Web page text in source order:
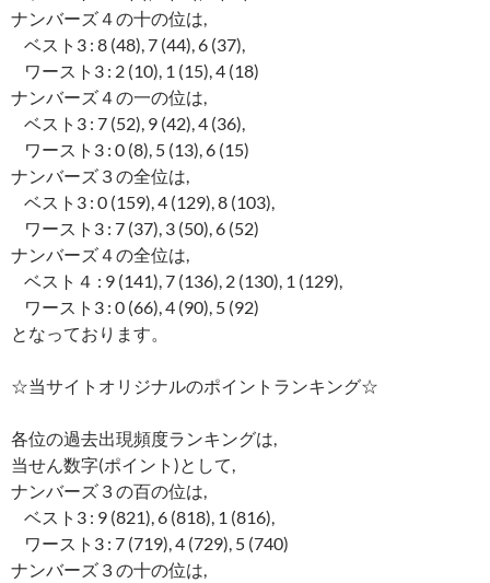
ナンバーズ４の十の位は,
ベスト3 : 8 (48), 7 (44), 6 (37),
ワースト3 : 2 (10), 1 (15), 4 (18)
ナンバーズ４の一の位は,
ベスト3 : 7 (52), 9 (42), 4 (36),
ワースト3 : 0 (8), 5 (13), 6 (15)
ナンバーズ３の全位は,
ベスト3 : 0 (159), 4 (129), 8 (103),
ワースト3 : 7 (37), 3 (50), 6 (52)
ナンバーズ４の全位は,
ベスト４ : 9 (141), 7 (136), 2 (130), 1 (129),
ワースト3 : 0 (66), 4 (90), 5 (92)
となっております。
☆当サイトオリジナルのポイントランキング☆
各位の過去出現頻度ランキングは,
当せん数字(ポイント)として,
ナンバーズ３の百の位は,
ベスト3 : 9 (821), 6 (818), 1 (816),
ワースト3 : 7 (719), 4 (729), 5 (740)
ナンバーズ３の十の位は,